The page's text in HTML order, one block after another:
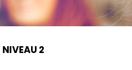
NIVEAU 2